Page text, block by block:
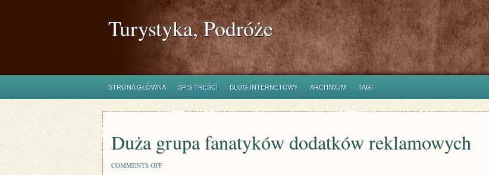
Turystyka, Podróże
STRONA GŁÓWNA SPIS TREŚCI BLOG INTERNETOWY ARCHIWUM TAGI
Duża grupa fanatyków dodatków reklamowych
COMMENTS OFFON